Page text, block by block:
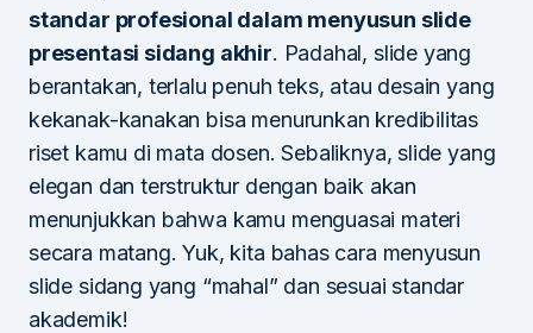
standar profesional dalam menyusun slide
presentasi sidang akhir. Padahal, slide yang
berantakan, terlalu penuh teks, atau desain yang
kekanak-kanakan bisa menurunkan kredibilitas
riset kamu di mata dosen. Sebaliknya, slide yang
elegan dan terstruktur dengan baik akan
menunjukkan bahwa kamu menguasai materi
secara matang. Yuk, kita bahas cara menyusun
slide sidang yang “mahal” dan sesuai standar
akademik!